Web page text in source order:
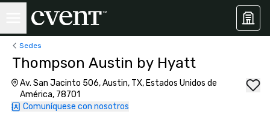
Sedes
Thompson Austin by Hyatt
Av. San Jacinto 506, Austin, TX, Estados Unidos de
América, 78701
Comuníquese con nosotros